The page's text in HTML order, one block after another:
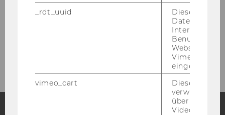
_rdt_uuid
Dieses
Daten über
Interaktionen
Websites, auf
Vimeo-Video
eingebettet
vimeo_cart
Dieses
verwendet,
überprüfen,
Video